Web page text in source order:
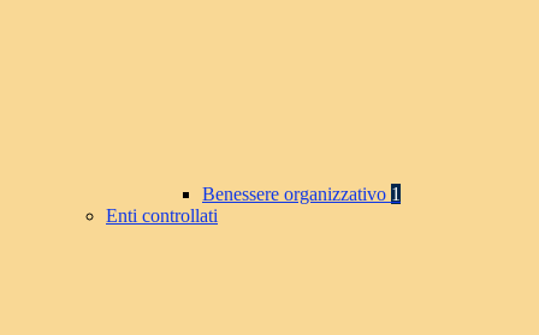
Benessere organizzativo 1
Enti controllati